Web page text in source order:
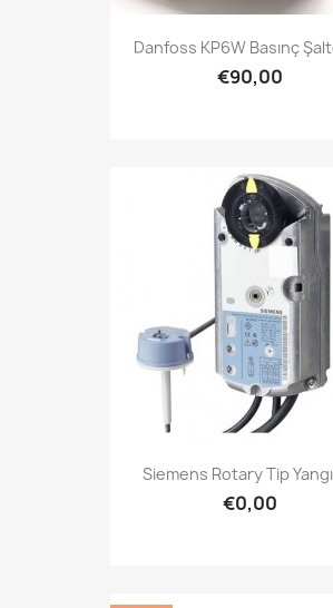
Danfoss KP6W Basınç
€90,00
Siemens Rotary Tip
€0,00